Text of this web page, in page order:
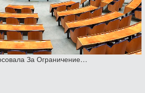
За Ограничение…